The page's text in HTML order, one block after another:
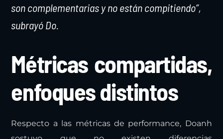
son complementarias y no están compitiendo”,
subrayó Do.
Métricas compartidas,
enfoques distintos
Respecto a las métricas de performance, Doanh